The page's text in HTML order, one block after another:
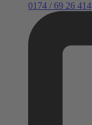
0174 / 69 26 414